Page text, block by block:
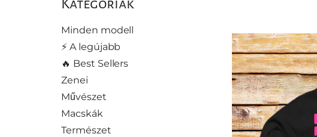
Kategóriák
Minden modell
⚡️ A legújabb
🔥 Best Sellers
Zenei
Művészet
Macskák
Természet